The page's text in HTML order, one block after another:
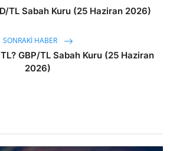
TL Sabah Kuru (25 Haziran 2026)
SONRAKI HABER
GBP/TL Sabah Kuru (25 Haziran
2026)